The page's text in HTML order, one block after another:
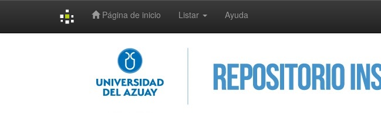
Página de inicio Listar Ayuda